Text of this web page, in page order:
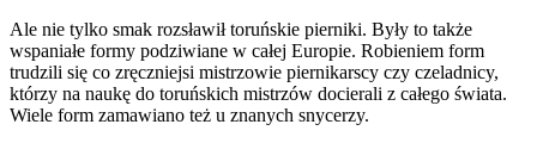
Ale nie tylko smak rozsławił toruńskie pierniki. Były to także
wspaniałe formy podziwiane w całej Europie. Robieniem form
trudzili się co zręczniejsi mistrzowie piernikarscy czy czeladnicy,
którzy na naukę do toruńskich mistrzów docierali z całego świata.
Wiele form zamawiano też u znanych snycerzy.